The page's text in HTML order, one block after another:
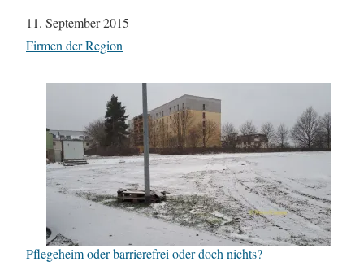
Datum
11. September 2015
In Bezug auf
Firmen der Region
Pflegeheim oder barrierefrei oder doch nichts?